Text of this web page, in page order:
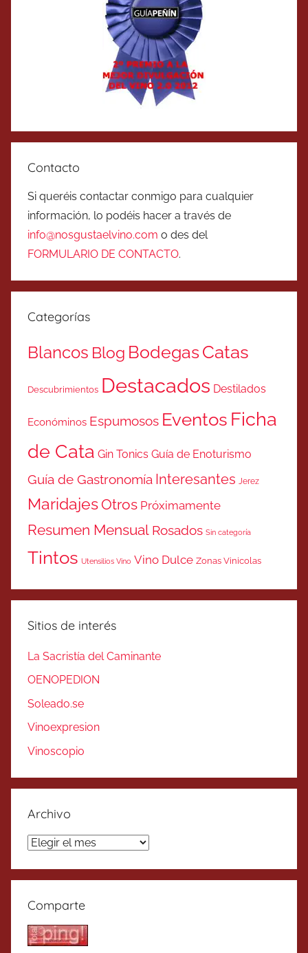
Contacto
Si queréis contactar conmigo para cualquier
información, lo podéis hacer a través de
info@nosgustaelvino.com o des del
FORMULARIO DE CONTACTO.
Categorías
Blancos Blog BodegasCatas
Descubrimientos Destacados Destilados
Económinos Espumosos Eventos Ficha
de Cata Gin Tonics Guía de Enoturismo
Guía de Gastronomía Interesantes Jerez
MaridajesOtros Próximamente
Resumen Mensual Rosados Sin categoría
Tintos Utensilios Vino Vino Dulce Zonas Vinicolas
Sitios de interés
La Sacristía del Caminante
OENOPEDION
Soleado.se
Vinoexpresion
Vinoscopio
Archivo
Archivo
Comparte